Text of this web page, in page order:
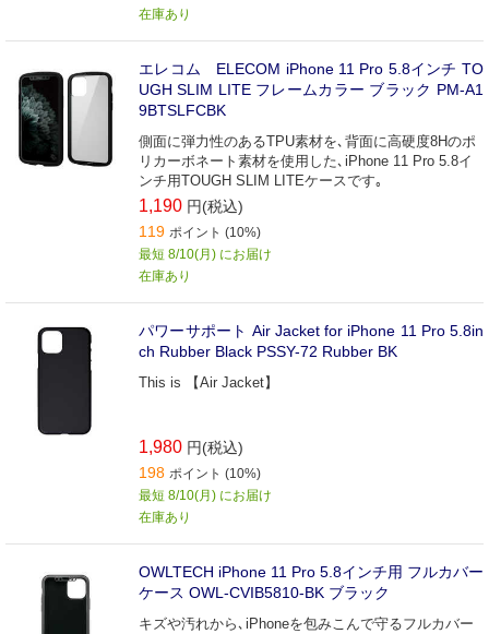
在庫あり
エレコム ELECOM iPhone 11 Pro 5.8インチ TO
UGH SLIM LITE フレームカラー ブラック PM-A1
9BTSLFCBK
側面に弾力性のあるTPU素材を､背面に高硬度8Hのポ
リカーボネート素材を使用した､iPhone 11 Pro 5.8イ
ンチ用TOUGH SLIM LITEケースです｡
1,190 円(税込)
119 ポイント (10%)
最短 8/10(月) にお届け
在庫あり
パワーサポート Air Jacket for iPhone 11 Pro 5.8in
ch Rubber Black PSSY-72 Rubber BK
This is 【Air Jacket】
1,980 円(税込)
198 ポイント (10%)
最短 8/10(月) にお届け
在庫あり
OWLTECH iPhone 11 Pro 5.8インチ用 フルカバー
ケース OWL-CVIB5810-BK ブラック
キズや汚れから､iPhoneを包みこんで守るフルカバー